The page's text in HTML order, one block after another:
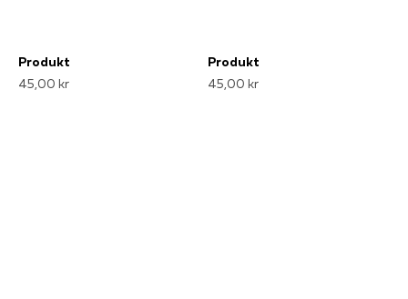
Produkt
45,00 kr
Produkt
45,00 kr